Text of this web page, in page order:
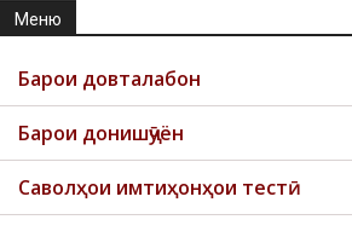
Меню
Барои довталабон
Барои донишҷӯён
Саволҳои имтиҳонҳои тестӣ